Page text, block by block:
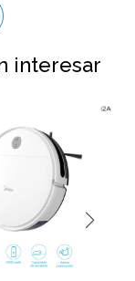
interesar